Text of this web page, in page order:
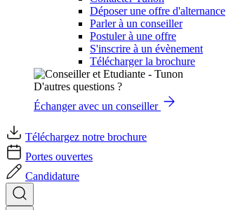
Déposer une offre d'alternance
Parler à un conseiller
Postuler à une offre
S'inscrire à un évènement
Télécharger la brochure
D'autres questions ?
Échanger avec un conseiller
Téléchargez notre brochure
Portes ouvertes
Candidature